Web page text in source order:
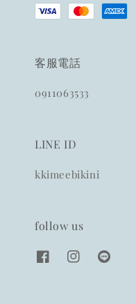
客服電話
0911063533
LINE ID
kkimeebikini
follow us